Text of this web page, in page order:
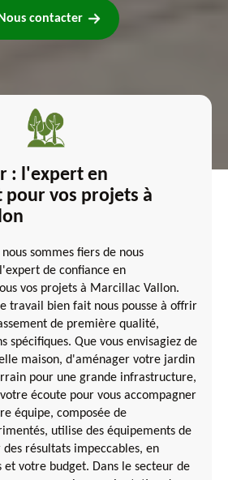
Nous contacter
: l'expert en
vos projets à
sommes fiers de nous
de confiance en
vos projets à Marcillac Vallon.
travail bien fait nous pousse à offrir
de première qualité,
spécifiques. Que vous envisagiez de
maison, d'aménager votre jardin
pour une grande infrastructure,
écoute pour vous accompagner
équipe, composée de
utilise des équipements de
résultats impeccables, en
et votre budget. Dans le secteur de